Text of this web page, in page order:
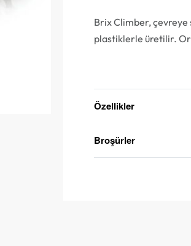
Brix Climber, çevreye
plastiklerle üretilir.
Özellikler
Broşürler